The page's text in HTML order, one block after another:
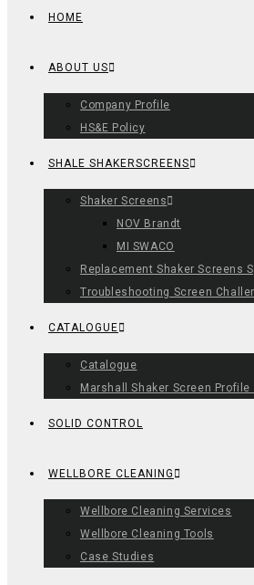
HOME
ABOUT US
Company Profile
HS&E Policy
SHALE SHAKERSCREENS
Shaker Screens
NOV Brandt
MI SWACO
Replacement Shaker Screens
Troubleshooting Screen
CATALOGUE
Catalogue
Marshall Shaker Screen Profile
SOLID CONTROL
WELLBORE CLEANING
Wellbore Cleaning Services
Wellbore Cleaning Tools
Case Studies